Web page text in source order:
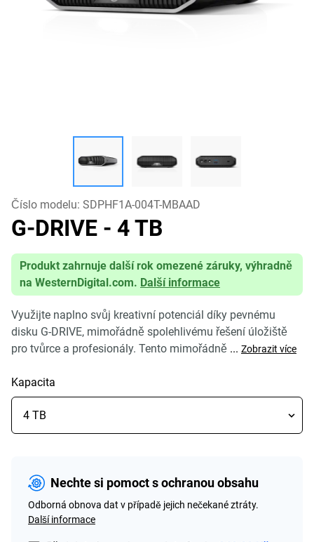
Číslo modelu: SDPHF1A-004T-MBAAD
G-DRIVE - 4 TB
Produkt zahrnuje další rok omezené záruky, výhradně
na WesternDigital.com. Další informace
Využijte naplno svůj kreativní potenciál díky pevnému
disku G-DRIVE, mimořádně spolehlivému řešení úložiště
pro tvůrce a profesionály. Tento mimořádně ... Zobrazit více
Kapacita
Nechte si pomoct s ochranou obsahu
Odborná obnova dat v případě jejich nečekané ztráty.
Další informace